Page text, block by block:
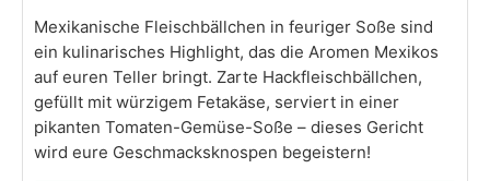
Mexikanische Fleischbällchen in feuriger Soße sind
ein kulinarisches Highlight, das die Aromen Mexikos
auf euren Teller bringt. Zarte Hackfleischbällchen,
gefüllt mit würzigem Fetakäse, serviert in einer
pikanten Tomaten-Gemüse-Soße – dieses Gericht
wird eure Geschmacksknospen begeistern!